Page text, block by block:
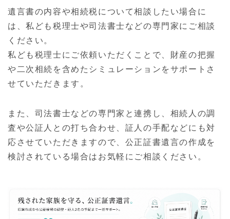
遺言書の内容や相続税について相談したい場合に
は、私ども税理士や司法書士などの専門家にご相談
ください。
私ども税理士にご依頼いただくことで、財産の把握
や二次相続を含めたシミュレーションをサポートさ
せていただきます。
また、司法書士などの専門家と連携し、相続人の調
査や公証人との打ち合わせ、証人の手配などにも対
応させていただきますので、公正証書遺言の作成を
検討されている場合はお気軽にご相談ください。